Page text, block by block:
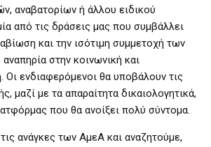
αναβατορίων ή άλλου ειδικού
από τις δράσεις μας που συμβάλλει
και την ισότιμη συμμετοχή των
στην κοινωνική και
Οι ενδιαφερόμενοι θα υποβάλουν τις
μαζί με τα απαραίτητα δικαιολογητικά,
που θα ανοίξει πολύ σύντομα.
ανάγκες των ΑμεΑ και αναζητούμε,